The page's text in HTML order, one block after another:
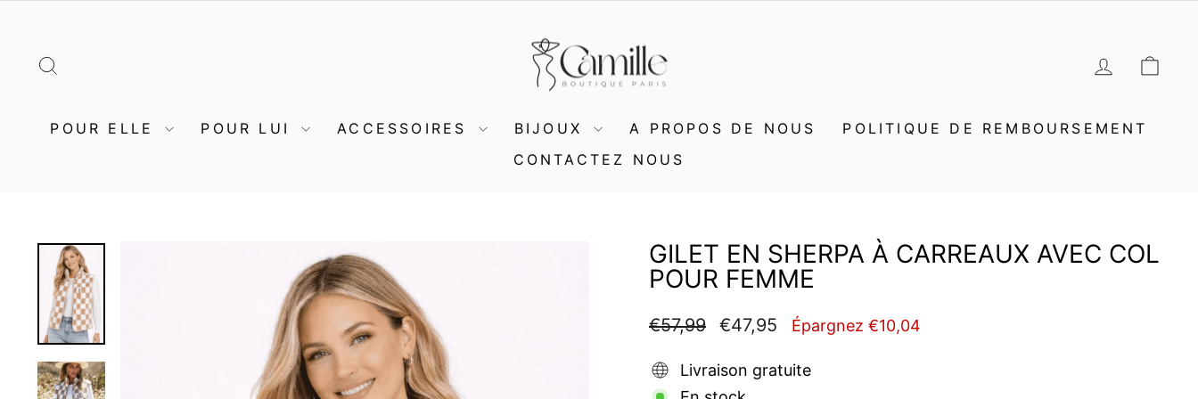
SE
POUR ELLE POUR LUI ACCESSOIRES BIJOUX A PROPOS DE NOUS
POLITIQUE DE REMBOURSEMENT
CONTACTEZ NOUS
GILET EN SHERPA À CARREAUX AVEC COL
POUR FEMME
Prix
€57,99
Prix
€47,95 Épargnez €10,04
Livraison gratuite